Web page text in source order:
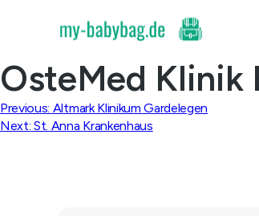
OsteMed Klinik
Beitragsnavigation
Previous: Altmark Klinikum Gardelegen
Next: St. Anna Krankenhaus